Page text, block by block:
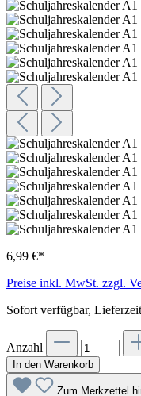
6,99 €*
Preise inkl. MwSt. zzgl.
Sofort verfügbar,
Anzahl
In den Warenkorb
Zum Merkzettel